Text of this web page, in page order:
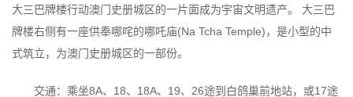
大三巴牌楼行动澳门史册城区的一片面成为宇宙文明遗产。 大三巴
牌楼右侧有一座供奉哪咤的哪吒庙(Na Tcha Temple)，是小型的中
式筑立，为澳门史册城区的一部份。
交通：乘坐8A、18、18A、19、26途到白鸽巢前地站，或17途